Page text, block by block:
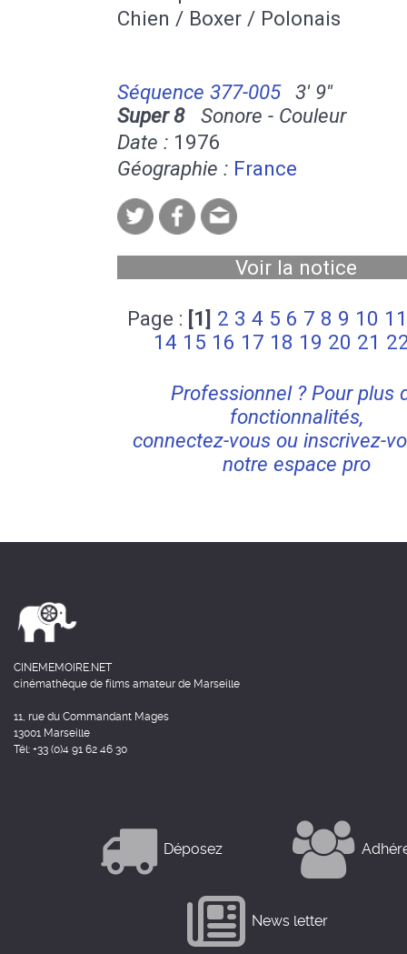
Chien / Boxer / Polonais
Séquence 377-005
3' 9''
Super 8Sonore - Couleur
Date : 1976
Géographie : France
Voir la notice
Page : [1] 2 3 4 5 6 7 8 9 10 11
14 15 16 17 18 19 20 21
Professionnel ? Pour plus
fonctionnalités,
connectez-vous ou inscrivez-
notre espace pro
CINEMEMOIRE.NET
cinémathèque de films amateur de Marseille
11, rue du Commandant Mages
13001 Marseille
Tél: +33 (0)4 91 62 46 30
Déposez
News letter